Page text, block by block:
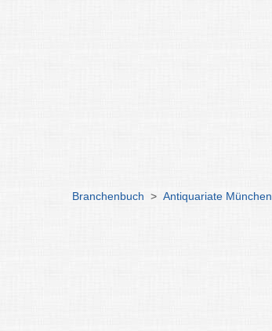
Branchenbuch > Antiquariate München